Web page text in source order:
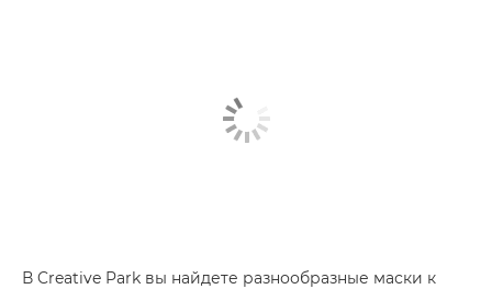
В Creative Park вы найдете разнообразные маски к